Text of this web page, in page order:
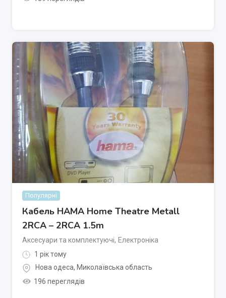
Популярні
Кабель HAMA Home Theatre Metall
2RCA – 2RCA 1.5m
Аксесуари та комплектуючі, Електроніка
1 рік тому
Нова одеса, Миколаївська область
196 переглядів